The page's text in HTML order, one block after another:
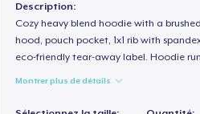
Description:
Cozy heavy blend hoodie with a
hood, pouch pocket, 1x1 rib with
eco-friendly tear-away label. Hoodie
Montrer plus de détails